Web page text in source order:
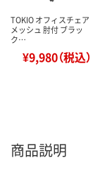
TOKIO オフィスチェア
メッシュ 肘付 ブラッ
ク…
¥9,980（税込）
商品説明